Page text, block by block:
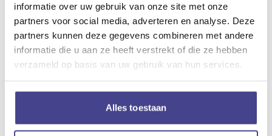
informatie over uw gebruik van onze site met onze
partners voor social media, adverteren en analyse. Deze
partners kunnen deze gegevens combineren met andere
informatie die u aan ze heeft verstrekt of die ze hebben
verzameld op basis van uw gebruik van hun services.
Alles toestaan